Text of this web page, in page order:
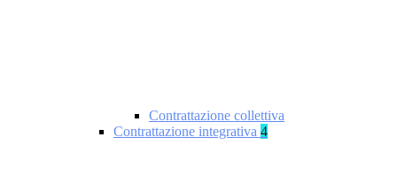
Contrattazione collettiva
Contrattazione integrativa 4